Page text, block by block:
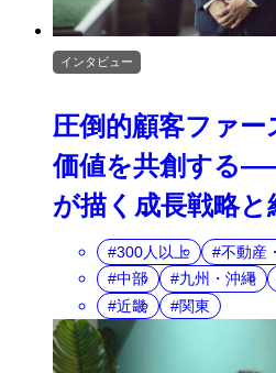
圧倒的顧客ファー
価値を共創する
が描く成長戦略と
インタビュー
300人以上
不動産
中部
九州・沖縄
近畿
関東